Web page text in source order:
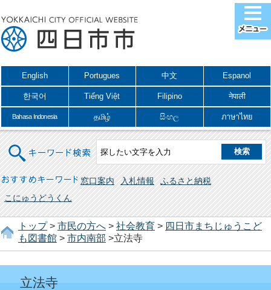
English Portugues 中文 Espanol
한국어 Tiếng Việt Filipino नेपाली
Bahasa Indonesia தமிழ் සිංහල ภาษาไทย
キーワード検索
おすすめキーワード 窓口案内 入札情報
ふるさと納税
こにゅうどうくん
トップ> 市民の方へ > 社会教育 > 四日市まちじゅうこど
も図書館 > 市内南部 >立法寺
立法寺